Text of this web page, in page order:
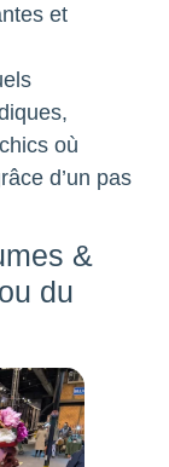
et
où
d’un pas
&
du